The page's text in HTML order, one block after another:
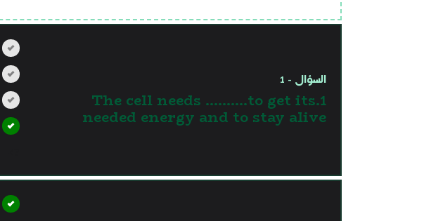
السؤال - 1
1.The cell needs ……….to get its
needed energy and to stay alive